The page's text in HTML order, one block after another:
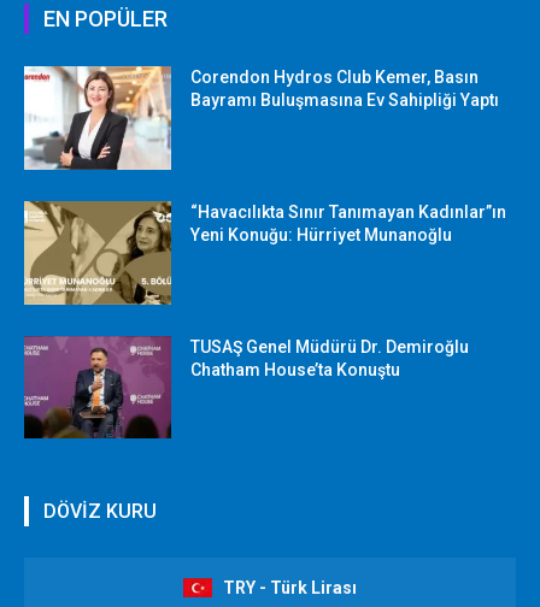
EN POPÜLER
Corendon Hydros Club Kemer, Basın
Bayramı Buluşmasına Ev Sahipliği Yaptı
“Havacılıkta Sınır Tanımayan Kadınlar”ın
Yeni Konuğu: Hürriyet Munanoğlu
TUSAŞ Genel Müdürü Dr. Demiroğlu
Chatham House’ta Konuştu
DÖVİZ KURU
TRY - Türk Lirası